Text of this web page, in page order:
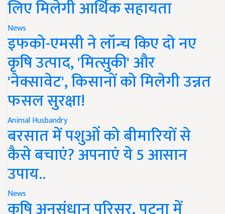
लिए मिलेगी आर्थिक सहायता
News
इफको-एमसी ने लॉन्च किए दो नए
कृषि उत्पाद, 'मित्सुकी' और
'नेक्सावेट', किसानों को मिलेगी उन्नत
फसल सुरक्षा!
Animal Husbandry
बरसात में पशुओं को बीमारियों से
कैसे बचाएं? अपनाएं ये 5 आसान
उपाय..
News